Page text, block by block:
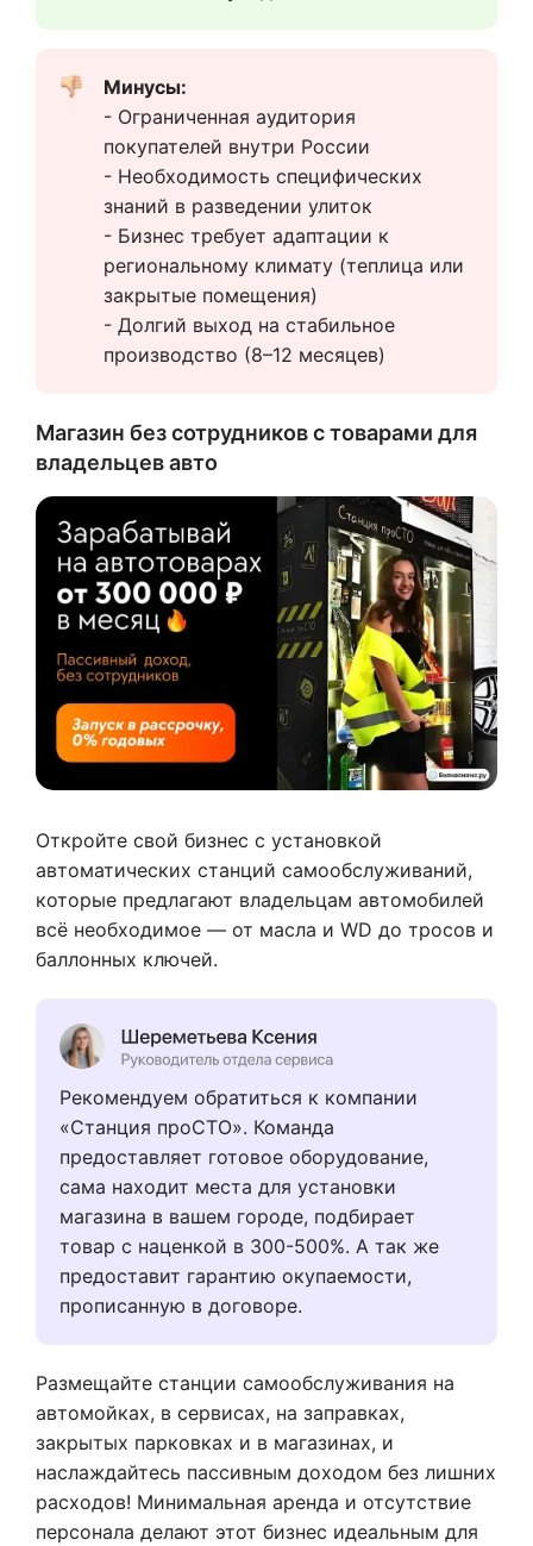
Минусы:
- Ограниченная аудитория
покупателей внутри России
- Необходимость специфических
знаний в разведении улиток
- Бизнес требует адаптации к
региональному климату (теплица или
закрытые помещения)
- Долгий выход на стабильное
производство (8–12 месяцев)
Магазин без сотрудников с товарами для
владельцев авто
Откройте свой бизнес с установкой
автоматических станций самообслуживаний,
которые предлагают владельцам автомобилей
всё необходимое — от масла и WD до тросов и
баллонных ключей.
Рекомендуем обратиться к компании
«Станция проСТО». Команда
предоставляет готовое оборудование,
сама находит места для установки
магазина в вашем городе, подбирает
товар с наценкой в 300-500%. А так же
предоставит гарантию окупаемости,
прописанную в договоре.
Размещайте станции самообслуживания на
автомойках, в сервисах, на заправках,
закрытых парковках и в магазинах, и
наслаждайтесь пассивным доходом без лишних
расходов! Минимальная аренда и отсутствие
персонала делают этот бизнес идеальным для